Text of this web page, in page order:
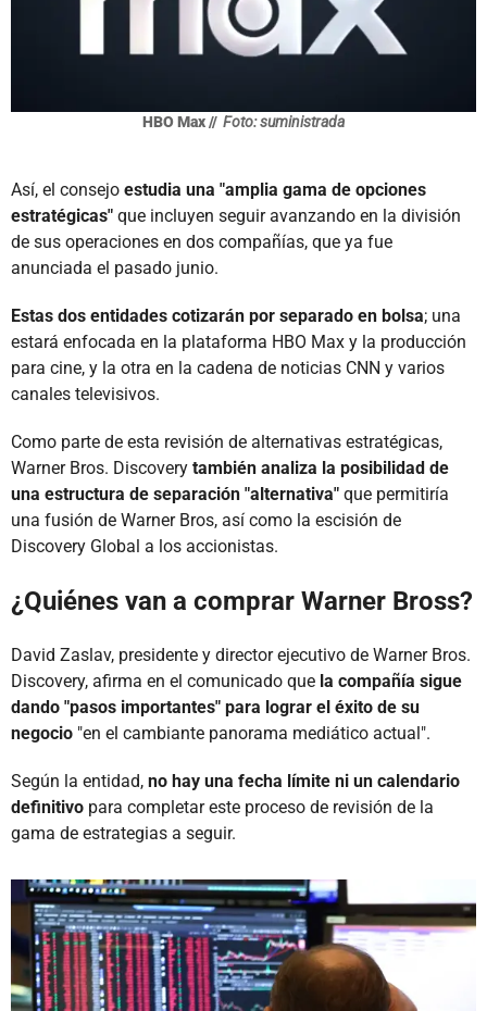
HBO Max // Foto: suministrada
Así, el consejo estudia una "amplia gama de opciones
estratégicas" que incluyen seguir avanzando en la división
de sus operaciones en dos compañías, que ya fue
anunciada el pasado junio.
Estas dos entidades cotizarán por separado en bolsa; una
estará enfocada en la plataforma HBO Max y la producción
para cine, y la otra en la cadena de noticias CNN y varios
canales televisivos.
Como parte de esta revisión de alternativas estratégicas,
Warner Bros. Discovery también analiza la posibilidad de
una estructura de separación "alternativa" que permitiría
una fusión de Warner Bros, así como la escisión de
Discovery Global a los accionistas.
¿Quiénes van a comprar Warner Bross?
David Zaslav, presidente y director ejecutivo de Warner Bros.
Discovery, afirma en el comunicado que la compañía sigue
dando "pasos importantes" para lograr el éxito de su
negocio "en el cambiante panorama mediático actual".
Según la entidad, no hay una fecha límite ni un calendario
definitivo para completar este proceso de revisión de la
gama de estrategias a seguir.